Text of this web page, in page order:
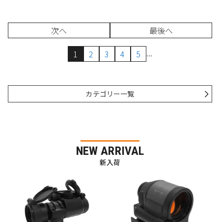
次へ
最後へ
1
2 3 4 5 ...
カテゴリー一覧
NEW ARRIVAL
新入荷